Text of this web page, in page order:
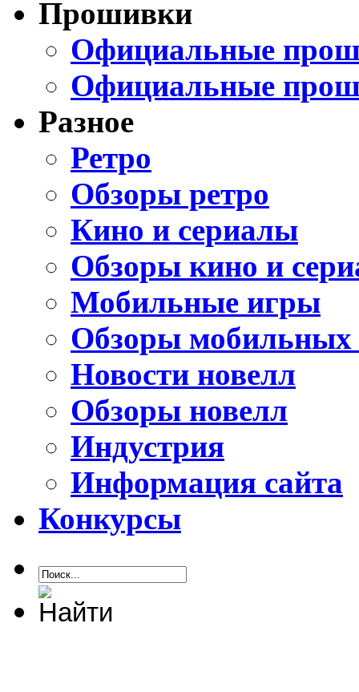
Прошивки
Официальные
Официальные
Разное
Ретро
Обзоры ретро
Кино и сериалы
Обзоры кино и
Мобильные игры
Обзоры мобильных
Новости новелл
Обзоры новелл
Индустрия
Информация сайта
Конкурсы